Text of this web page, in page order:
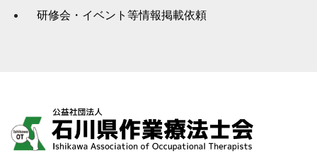
研修会・イベント等情報掲載依頼